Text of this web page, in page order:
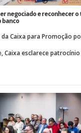
negociado e reconhecer
banco
Caixa para Promoção
Caixa esclarece